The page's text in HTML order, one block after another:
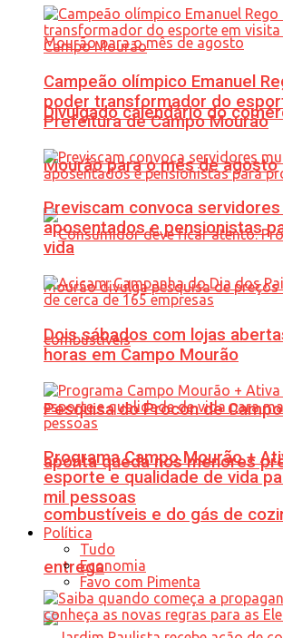
Divulgado calendário do
Mourão para o mês de agosto
Pesquisa do Procon de
aponta queda nos menores
combustíveis e do gás de
entrega
Campeão olímpico Emanuel
poder transformador do
Prefeitura de Campo Mourão
Previscam convoca
aposentados e pensionistas
vida
Dois sábados com lojas
horas em Campo Mourão
Programa Campo Mourão +
esporte e qualidade de vida
mil pessoas
Política
Tudo
Economia
Favo com Pimenta